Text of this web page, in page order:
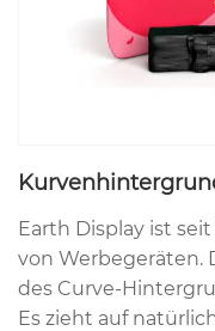
Earth Display ist
von Werbegeräten.
des Curve-
Es zieht auf